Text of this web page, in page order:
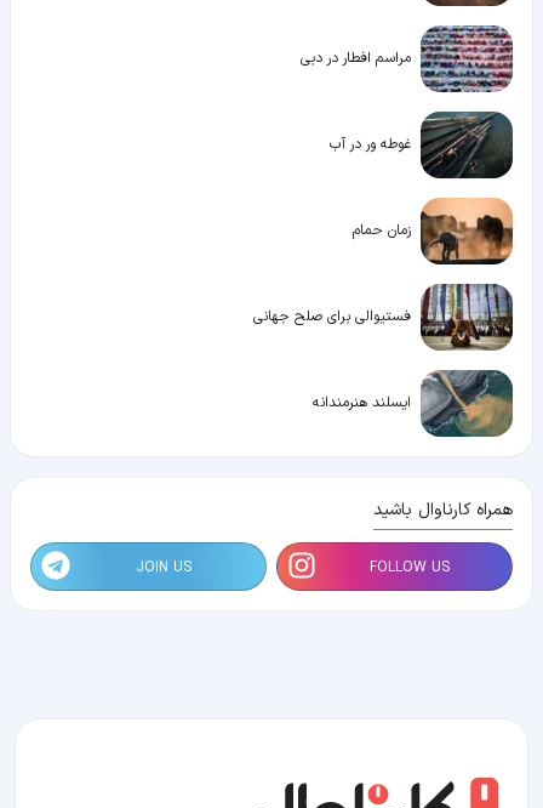
مراسم افطار در دبی
غوطه ور در آب
زمان حمام
فستیوالی برای صلح جهانی
ایسلند هنرمندانه
همراه کارناوال باشید
FOLLOW US
JOIN US